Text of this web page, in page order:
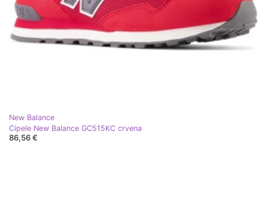
New Balance
Cipele New Balance GC515KC crvena
86,56 €